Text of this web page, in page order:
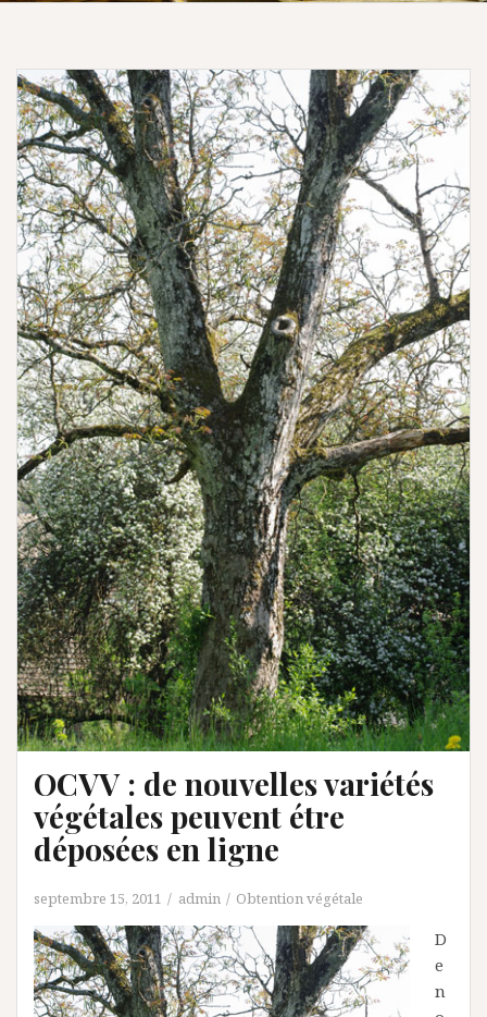
OCVV : de nouvelles variétés
végétales peuvent étre
déposées en ligne
septembre 15, 2011 admin Obtention végétale
D
e
n